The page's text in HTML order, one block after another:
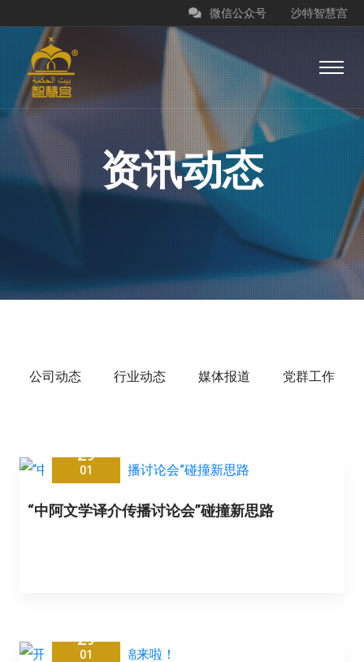
沙特智慧宫
微信公众号
资讯动态
公司动态 行业动态 媒体报道 党群工作
29
01
“中阿文学译介传播讨论会”碰撞新思路
29
01